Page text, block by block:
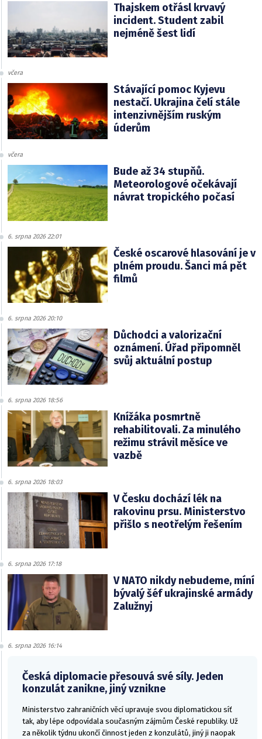
Thajskem otřásl krvavý
incident. Student zabil
nejméně šest lidí
včera
Stávající pomoc Kyjevu
nestačí. Ukrajina čelí stále
intenzivnějším ruským
úderům
včera
Bude až 34 stupňů.
Meteorologové očekávají
návrat tropického počasí
6. srpna 2026 22:01
České oscarové hlasování je v
plném proudu. Šanci má pět
filmů
6. srpna 2026 20:10
Důchodci a valorizační
oznámení. Úřad připomněl
svůj aktuální postup
6. srpna 2026 18:56
Knížáka posmrtně
rehabilitovali. Za minulého
režimu strávil měsíce ve
vazbě
6. srpna 2026 18:03
V Česku dochází lék na
rakovinu prsu. Ministerstvo
přišlo s neotřelým řešením
6. srpna 2026 17:18
V NATO nikdy nebudeme, míní
bývalý šéf ukrajinské armády
Zalužnyj
6. srpna 2026 16:14
Česká diplomacie přesouvá své síly. Jeden
konzulát zanikne, jiný vznikne
Ministerstvo zahraničních věcí upravuje svou diplomatickou síť
tak, aby lépe odpovídala současným zájmům České republiky. Už
za několik týdnu ukončí činnost jeden z konzulátů, jiný ji naopak